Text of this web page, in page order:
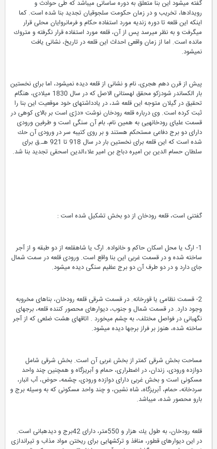
گفته میشود این بنا متعلق به دوره ساسانی میباشد كه طی حوادث و
رویدادها، تخریب و در زمان حكومت سلجوقیان تجدید بنا شده است. كما
اینكه این قلعه تا دوره زندیه مورد استفاده حكام و فرمانروایان محلی قرار
میگرفت و به نظر میرسد پس از آن، قلعه مورد استفاده قرار نگرفته و متروك
مانده است. اما از زمان واقعی احداث این قلعه در تاریخ، نشانی یافت
نمیشود.
پیش از قرن دهم هجری، نام و نشانی از قلعه دیده نمیشود، اما برای نخستین
بار الكساندر شودزكو محقق لهستانی الاصل كه در سال 1830 میلادی، هنگام
تحقیق در گیلان متوجه این قلعه شد، در یادداشتهای خود موقعیت این بنا را
ثبت كرده است. وی درباره قلعه رودخان نوشت «دژی است بر بالای كوهی در
قسمت علیای رودخانهیی به همین نام، بام آن سنگی است و طرفین ورودی
دارای دو برج دفاعی مستحكم هستند و بر روی كتیبه سر در ورودی آن حك
شده است كه این قلعه برای نخستین بار در سال 918 تا 921 هـ.ق برای
سلطان حسام الدین بن امیره دباج بن امیر علاءالدین اسحقی تجدید بنا شد.
گفتنی است، قلعه رودخان از دو بخش تشكیل شده است :
1- ارگ یا محل اسكان حاكم و خانواده. ارگ یا شاهقلعه از دو طبقه و از آجر
ساخته شده و در قسمت غربی این بنا واقع است. ورودی قلعه در سمت شمال
جای دارد و در دو طرف آن دو برج عظیم سنگی دیده میشود.
2- قسمت نظامی یا قورخانه. در قسمت شرقی قلعه رودخان، بناهای مخروبه
وجود دارد. در قسمت شمال و جنوب، دیوارهای محصور كننده قلعه، برجهای
نگهبانی در فواصل مختلف، به چشم میخورد . اتاقهای هشت ضلعی كه از آجر
ساخته شده، هنوز بر فراز برجها دیده میشود.
مساحت بخش شرقی كمتر از بخش غربی آن است. بخش شرقی شامل
دوازده ورودی، زندان، در اضطراری، حمام و آبریزگاه و همچنین چند واحد
مسكونی است و بخش غربی دارای دوازده ورودی، چشمه، حوض، آب انبار،
سردخانه، حمام، آبریزگاه، شاه نشین، و چند واحد مسكونی كه به وسیله برج و
بارو محصور شده، میباشد.
قلعه رودخان، به طول یك هزار و 550متر، دارای 42برج و دیدهبانی است.
در این دیوارهای قطور، منافذ و تركشهایی برای ریختن مواد مذاب و تیراندازی